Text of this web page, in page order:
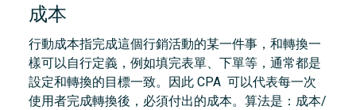
成本
行動成本指完成這個行銷活動的某一件事，和轉換一
樣可以自行定義，例如填完表單、下單等，通常都是
設定和轉換的目標一致。因此 CPA 可以代表每一次
使用者完成轉換後，必須付出的成本。算法是：成本/